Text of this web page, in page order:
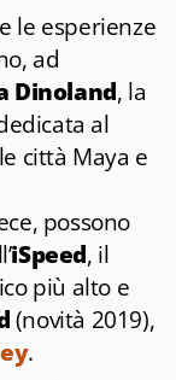
le esperienze
ad
Dinoland, la
al
città Maya e
possono
iSpeed, il
più alto e
(novità 2019),
.